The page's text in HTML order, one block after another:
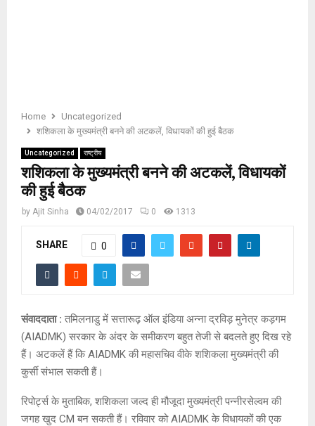
Home
Uncategorized
शशिकला के मुख्यमंत्री बनने की अटकलें, विधायकों की हुई बैठक
Uncategorized राष्ट्रीय
शशिकला के मुख्यमंत्री बनने की अटकलें, विधायकों
की हुई बैठक
by Ajit Sinha 04/02/2017 0 1313
SHARE 0
संवाददाता : तमिलनाडु में सत्तारूढ़ ऑल इंडिया अन्ना द्रविड़ मुनेत्र कड़गम
(AIADMK) सरकार के अंदर के समीकरण बहुत तेजी से बदलते हुए दिख रहे
हैं। अटकलें हैं कि AIADMK की महासचिव वीके शशिकला मुख्यमंत्री की
कुर्सी संभाल सकती हैं।
रिपोर्ट्स के मुताबिक, शशिकला जल्द ही मौजूदा मुख्यमंत्री पन्नीरसेल्वम की
जगह खुद CM बन सकती हैं। रविवार को AIADMK के विधायकों की एक